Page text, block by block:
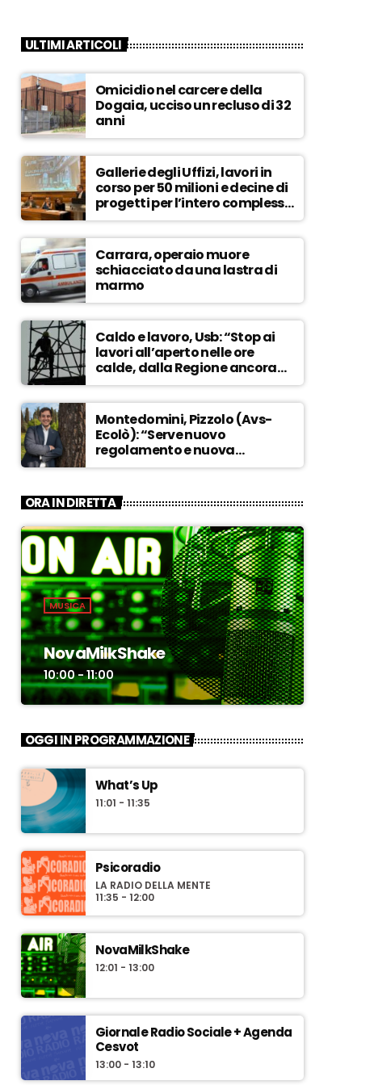
ULTIMI ARTICOLI
Omicidio nel carcere della
Dogaia, ucciso un recluso di 32
anni
Gallerie degli Uffizi, lavori in
corso per 50 milioni e decine di
progetti per l’intero complesso
museale – ASCOLTA
Carrara, operaio muore
schiacciato da una lastra di
marmo
Caldo e lavoro, Usb: “Stop ai
lavori all’aperto nelle ore
calde, dalla Regione ancora
nessuna risposta” – ASCOLTA
Montedomini, Pizzolo (Avs-
Ecolò): “Serve nuovo
regolamento e nuova
governance. La vecchia
la svolta” – ASCOLTA
ORA IN DIRETTA
MUSICA
NovaMilkShake
10:00 - 11:00
OGGI IN PROGRAMMAZIONE
What’s Up
11:01 - 11:35
Psicoradio
LA RADIO DELLA MENTE
11:35 - 12:00
NovaMilkShake
12:01 - 13:00
Giornale Radio Sociale + Agenda
Cesvot
13:00 - 13:10